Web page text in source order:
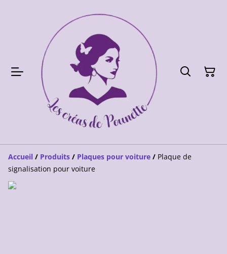
Accueil / Produits / Plaques pour voiture / Plaque de
signalisation pour voiture